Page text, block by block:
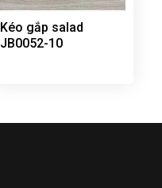
Kéo gắp salad
JB0052-10